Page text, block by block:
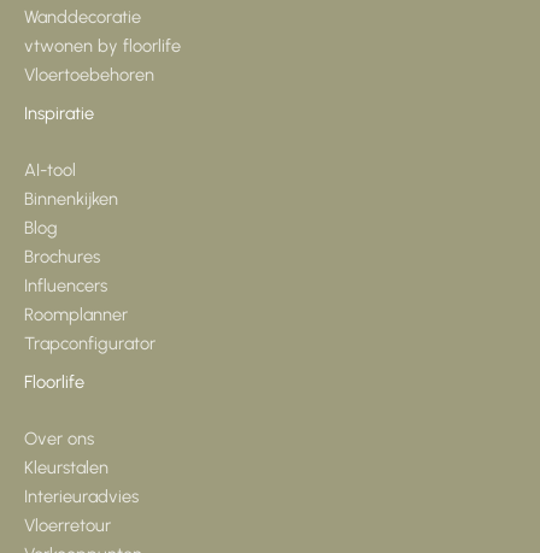
Wanddecoratie
vtwonen by floorlife
Vloertoebehoren
Inspiratie
AI-tool
Binnenkijken
Blog
Brochures
Influencers
Roomplanner
Trapconfigurator
Floorlife
Over ons
Kleurstalen
Interieuradvies
Vloerretour